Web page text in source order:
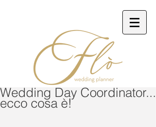
Wedding Day Coordinator...
ecco cosa è!